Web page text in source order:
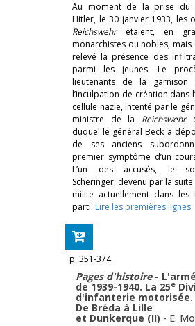
Au moment de la prise du
Hitler, le 30 janvier 1933, les
Reichswehr étaient, en
monarchistes ou nobles, mais
relevé la présence des
parmi les jeunes. Le
lieutenants de la garnison
l’inculpation de création dans
cellule nazie, intenté par le
ministre de la Reichswehr
duquel le général Beck a
de ses anciens
premier symptôme d’un
L’un des accusés, le
Scheringer, devenu par la
milite actuellement dans les
parti. Lire les premières lignes
p. 351-374
Pages d'histoire-
de 1939-1940. La 25e
d'infanterie motorisée.
De Bréda à Lille
et Dunkerque (II) - E.